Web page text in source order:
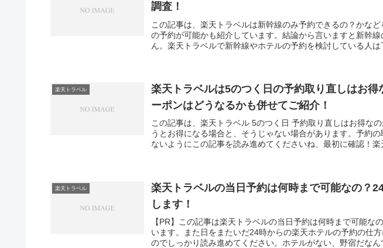
調査！
この記事は、楽天トラベルは新幹線のみ予約できるの？かな
の予約が可能かも紹介しています。結論から言いますと新幹
ん。楽天トラベルで新幹線やホテルの予約を検討している人は
楽天トラベル
楽天トラベルは5のつく日の予約取り直しはお得
ーポンはどうなるかも併せてご紹介！
この記事は、楽天トラベル 5のつく日 予約取り直しはお得な
うとお得になる場合と、そうじゃない場合があります。予約
ないようにこの記事を読み進めてくださいね、最初に確認！楽
楽天トラベル
楽天トラベルの当日予約は何時まで可能なの？
します！
【PR】この記事は楽天トラベルの当日予約は何時まで可能な
います。また日をまたいだ24時からの楽天ホテルの予約の仕
のでしっかり読み進めてください。ホテルがない、野宿だなん